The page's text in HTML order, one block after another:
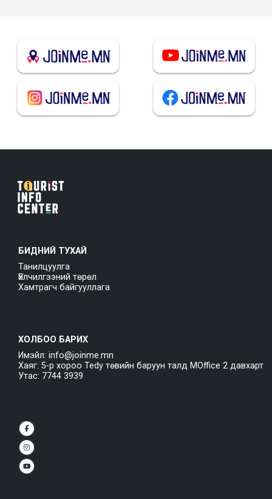
БИДНИЙ ТУХАЙ
Танилцуулга
Үйлчилгээний төрөл
Хамтрагч байгууллага
ХОЛБОО БАРИХ
Имэйл: info@joinme.mn
Хаяг: 5-р хороо Tedy төвийн баруун талд MOffice 2 давхарт
Утас: 7744 3939